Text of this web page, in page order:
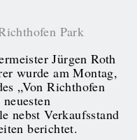
Park
Jürgen Roth
wurde am Montag,
„Von Richthofen
nebst Verkaufsstand
berichtet.